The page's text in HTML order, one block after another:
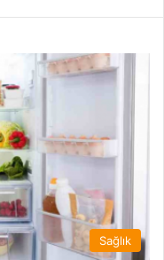
Sağlık